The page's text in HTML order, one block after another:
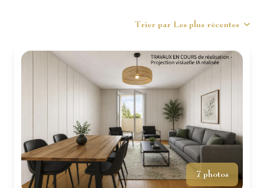
AGENCE
Trier par Les plus récentes
7 photos